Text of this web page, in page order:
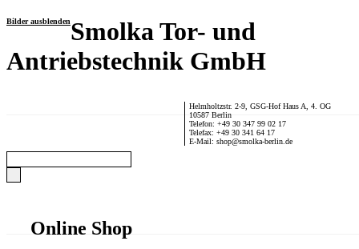
Bilder ausblendenSmolka Tor- und
Antriebstechnik GmbH
Helmholtzstr. 2-9, GSG-Hof Haus A, 4. OG
10587 Berlin
Telefon: +49 30 347 99 02 17
Telefax: +49 30 341 64 17
E-Mail: shop@smolka-berlin.de
Online Shop